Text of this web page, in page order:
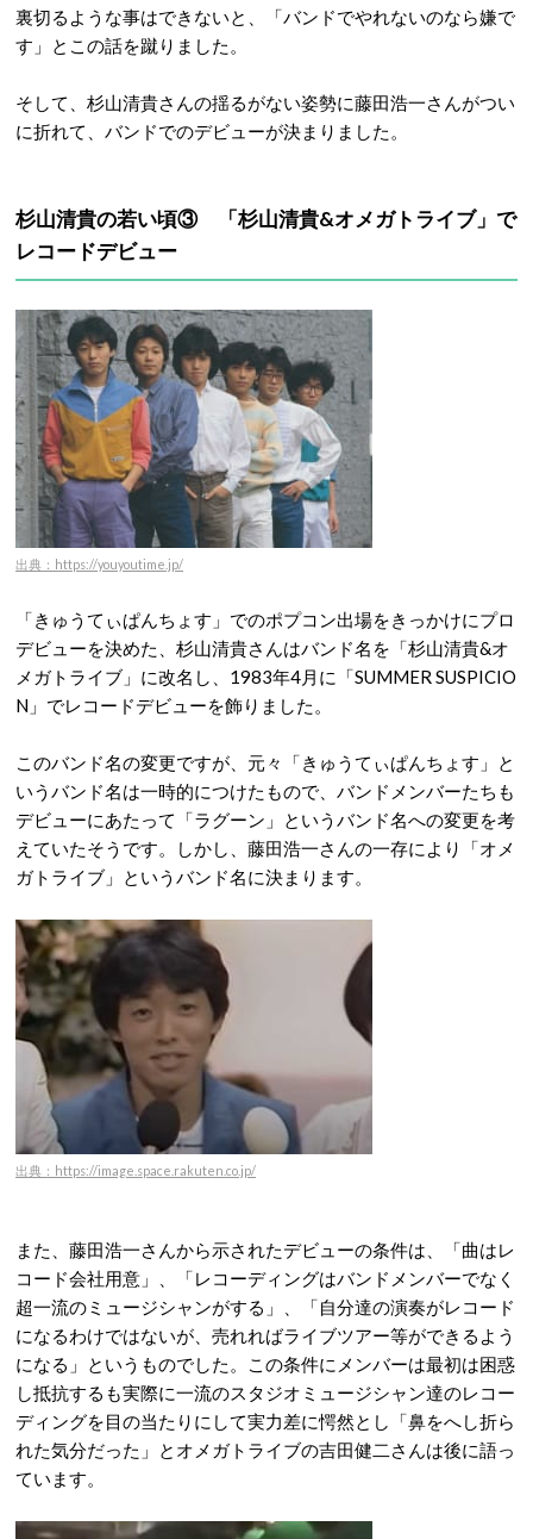
裏切るような事はできないと、「バンドでやれないのなら嫌で
す」とこの話を蹴りました。
そして、杉山清貴さんの揺るがない姿勢に藤田浩一さんがつい
に折れて、バンドでのデビューが決まりました。
杉山清貴の若い頃③ 「杉山清貴&オメガトライブ」で
レコードデビュー
出典：https://youyoutime.jp/
「きゅうてぃぱんちょす」でのポプコン出場をきっかけにプロ
デビューを決めた、杉山清貴さんはバンド名を「杉山清貴&オ
メガトライブ」に改名し、1983年4月に「SUMMER SUSPICIO
N」でレコードデビューを飾りました。
このバンド名の変更ですが、元々「きゅうてぃぱんちょす」と
いうバンド名は一時的につけたもので、バンドメンバーたちも
デビューにあたって「ラグーン」というバンド名への変更を考
えていたそうです。しかし、藤田浩一さんの一存により「オメ
ガトライブ」というバンド名に決まります。
出典：https://image.space.rakuten.co.jp/
また、藤田浩一さんから示されたデビューの条件は、「曲はレ
コード会社用意」、「レコーディングはバンドメンバーでなく
超一流のミュージシャンがする」、「自分達の演奏がレコード
になるわけではないが、売れればライブツアー等ができるよう
になる」というものでした。この条件にメンバーは最初は困惑
し抵抗するも実際に一流のスタジオミュージシャン達のレコー
ディングを目の当たりにして実力差に愕然とし「鼻をへし折ら
れた気分だった」とオメガトライブの吉田健二さんは後に語っ
ています。